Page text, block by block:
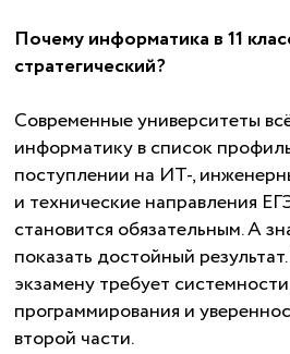
Почему информатика в 11
стратегический?
Современные университеты
информатику в список
поступлении на ИТ-,
и технические направления
становится обязательным. А
показать достойный
экзамену требует
программирования и
второй части.